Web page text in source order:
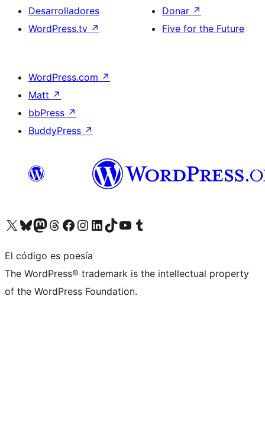
Desarrolladores
WordPress.tv ↗
Donar ↗
Five for the Future
WordPress.com ↗
Matt ↗
bbPress ↗
BuddyPress ↗
Visita nuestra cuenta de X (anteriormente Twitter)
Visita nuestra cuenta de Bluesky
Visita nuestra cuenta de Mastodon
Visita nuestra cuenta de Threads
Visita nuestra página de Facebook
Visita nuestra cuenta de Instagram
Visita nuestra cuenta de LinkedIn
Visita nuestra cuenta de TikTok
Visita nuestro canal de YouTube
Visita nuestra cuenta de Tumblr
El código es poesía
The WordPress® trademark is the intellectual property
of the WordPress Foundation.